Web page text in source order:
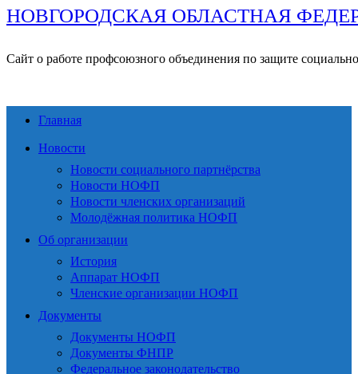
НОВГОРОДСКАЯ ОБЛАСТНАЯ
Сайт о работе профсоюзного объединения по защите
Главная
Новости
Новости социального партнёрства
Новости НОФП
Новости членских организаций
Молодёжная политика НОФП
Об организации
История
Аппарат НОФП
Членские организации НОФП
Документы
Документы НОФП
Документы ФНПР
Федеральное законодательство